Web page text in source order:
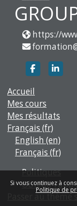
Si vous continuez à
Politique de
https://
https://
Accueil
Mes cours
Mes résultats
Français ‎(fr)‎
English ‎(en)‎
Français ‎(fr)‎
Politiques
Obtenir
Passer au